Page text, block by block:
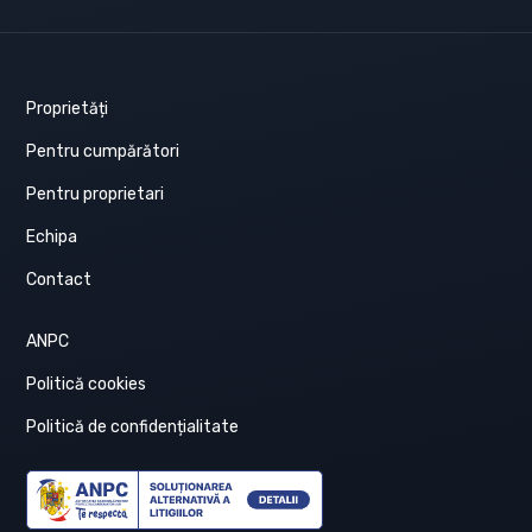
Proprietăți
Pentru cumpărători
Pentru proprietari
Echipa
Contact
ANPC
Politică cookies
Politică de confidențialitate